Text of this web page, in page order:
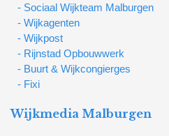
- Sociaal Wijkteam Malburgen
- Wijkagenten
- Wijkpost
- Rijnstad Opbouwwerk
- Buurt & Wijkcongierges
- Fixi
Wijkmedia Malburgen